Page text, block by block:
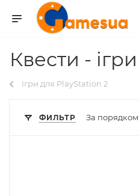
Квести -
Ігри для PlayStation 2
ФИЛЬТР За порядком